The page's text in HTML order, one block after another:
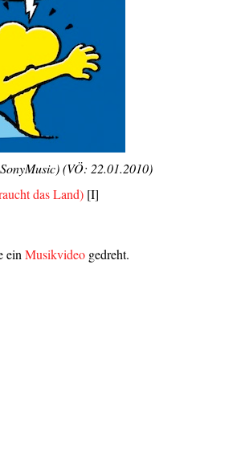
(VÖ: 22.01.2010)
das Land) [I]
ein Musikvideo gedreht.